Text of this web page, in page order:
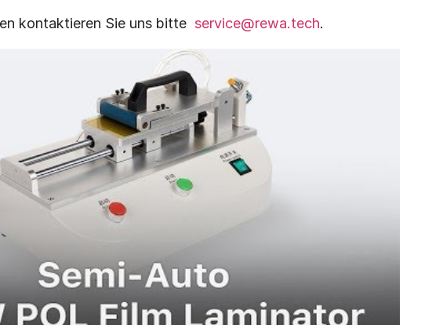
kontaktieren Sie uns bitte service@rewa.tech.